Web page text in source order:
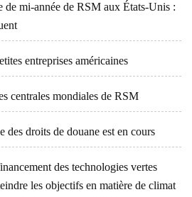
de mi-année de RSM aux États-Unis :
entreprises américaines
centrales mondiales de RSM
des droits de douane est en cours
des technologies vertes
les objectifs en matière de climat